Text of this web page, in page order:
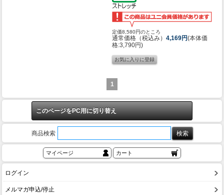
定価8,580円のところ
通常価格（税込み） 4,169円(本体価
格:3,790円)
1
このページをPC用に切り替え
商品検索
マイページ カート
ログイン
メルマガ申込/停止